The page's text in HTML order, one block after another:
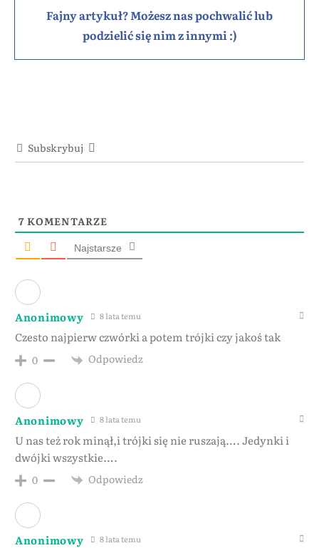
Fajny artykuł? Możesz nas pochwalić lub
podzielić się nim z innymi :)
Subskrybuj
7 KOMENTARZE
Najstarsze
Anonimowy 8 lata temu
Czesto najpierw czwórki a potem trójki czy jakoś tak
0 Odpowiedz
Anonimowy 8 lata temu
U nas też rok minął,i trójki się nie ruszają…. Jedynki i
dwójki wszystkie….
0 Odpowiedz
Anonimowy 8 lata temu